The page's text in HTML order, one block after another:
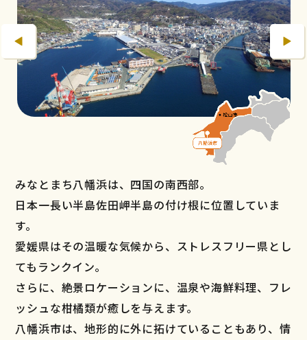
みなとまち⼋幡浜は、四国の南⻄部。
⽇本⼀⻑い半島佐⽥岬半島の付け根に位置していま
す。
愛媛県はその温暖な気候から、ストレスフリー県とし
てもランクイン。
さらに、絶景ロケーションに、温泉や海鮮料理、フレ
ッシュな柑橘類が癒しを与えます。
⼋幡浜市は、地形的に外に拓けていることもあり、情